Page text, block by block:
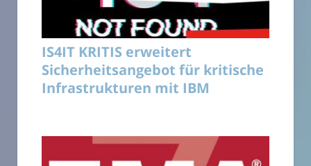
IS4IT KRITIS erweitert
Sicherheitsangebot für kritische
Infrastrukturen mit IBM